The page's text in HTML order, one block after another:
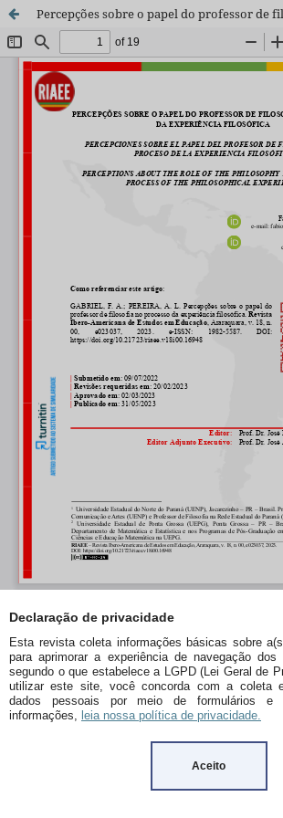
Declaração de privacidade
Esta revista coleta informações básicas sobre
para aprimorar a experiência de navegação
segundo o que estabelece a LGPD (Lei Geral de
utilizar este site, você concorda com a coleta
dados pessoais por meio de formulários e
informações, leia nossa política de privacidade.
Aceito